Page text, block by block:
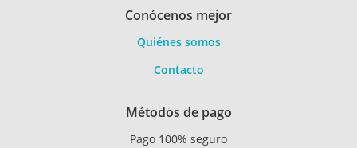
Conócenos mejor
Quiénes somos
Contacto
Métodos de pago
Pago 100% seguro